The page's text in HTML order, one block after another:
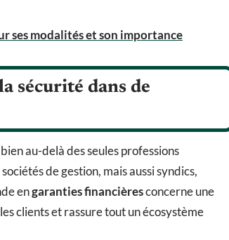
ses modalités et son importance
sécurité dans de
au-delà des seules professions
de gestion, mais aussi syndics,
engaranties financièresconcerne une
clients et rassure tout un écosystème